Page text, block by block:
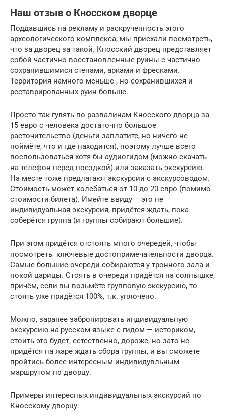
Наш отзыв о Кносском дворце
Поддавшись на рекламу и раскрученность этого
археологического комплекса, мы приехали посмотреть,
что за дворец за такой. Кносский дворец представляет
собой частично восстановленные руины с частично
сохранившимися стенами, арками и фресками.
Территория намного меньше , но сохранившихся и
реставрированных руин больше.
Просто так гулять по развалинам Кносского дворца за
15 евро с человека достаточно большое
расточительство (деньги заплатите, но ничего не
поймёте, что и где находится), поэтому лучше всего
воспользоваться хотя бы аудиогидом (можно скачать
на телефон перед поездкой) или заказать экскурсию.
На месте тоже предлагают экскурсии с экскурсоводом.
Стоимость может колебаться от 10 до 20 евро (помимо
стоимости билета). Имейте ввиду – это не
индивидуальная экскурсия, придётся ждать, пока
соберётся группа (и группы собирают большие).
При этом придётся отстоять много очередей, чтобы
посмотреть ключевые достопримечательности дворца.
Самые большие очереди собираются у тронного зала и
покой царицы. Стоять в очереди придётся на солнышке,
причём, если вы возьмёте групповую экскурсию, то
стоять уже придётся 100%, т.к. уплочено.
Можно, заранее забронировать индивидуальную
экскурсию на русском языке с гидом — историком,
стоить это будет, естественно, дороже, но зато не
придётся на жаре ждать сбора группы, и вы сможете
пройтись более интересным индивидувльным
маршрутом по дворцу.
Примеры интересных индивидуальных экскурсий по
Кносскому дворцу: